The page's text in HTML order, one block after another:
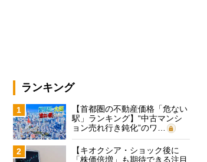
ランキング
1
【首都圏の不動産価格「危ない
駅」ランキング】“中古マンシ
ョン売れ行き鈍化”のワ…
2
【キオクシア・ショック後に
「株価倍増」も期待できる注目